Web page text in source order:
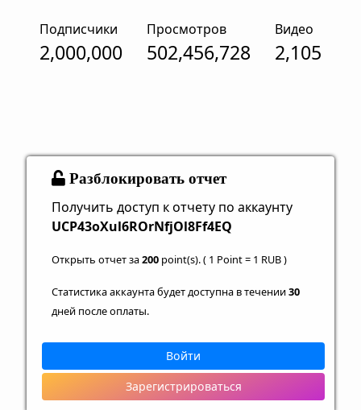
Подписчики
2,000,000
Просмотров
502,456,728
Видео
2,105
Разблокировать отчет
Получить доступ к отчету по аккаунту
UCP43oXul6ROrNfjOl8Ff4EQ
Открыть отчет за200 point(s). ( 1 Point = 1 RUB )
Статистика аккаунта будет доступна в течении30
дней после оплаты.
Войти
Зарегистрироваться